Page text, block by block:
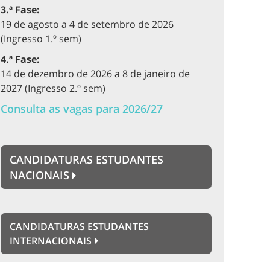
3.ª Fase:
19 de agosto a 4 de setembro de 2026
(Ingresso 1.º sem)
4.ª Fase:
14 de dezembro de 2026 a 8 de janeiro de
2027 (Ingresso 2.º sem)
Consulta as vagas para 2026/27
CANDIDATURAS ESTUDANTES
NACIONAIS
CANDIDATURAS ESTUDANTES
INTERNACIONAIS